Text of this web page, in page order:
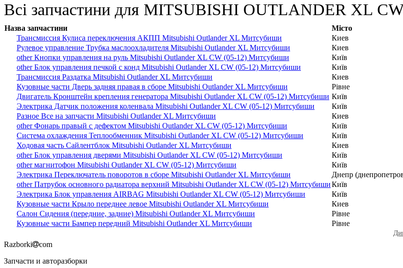
Всі запчастини для MITSUBISHI OUTLANDER XL CW
Назва запчастини Місто
Трансмиссия Кулиса переключения АКПП Mitsubishi Outlander XL Митсубиши
Киев
Рулевое управление Трубка маслоохладителя Mitsubishi Outlander XL Митсубиши
Киев
other Кнопки управления на руль Mitsubishi Outlander XL CW (05-12) Митсубиши
Київ
other Блок управления печкой с конд Mitsubishi Outlander XL CW (05-12) Митсубиши
Київ
Трансмиссия Раздатка Mitsubishi Outlander XL Митсубиши
Киев
Кузовные части Дверь задняя правая в сборе Mitsubishi Outlander XL Митсубиши
Рівне
Двигатель Кронштейн крепления генератора Mitsubishi Outlander XL CW (05-12) Митсубиши Київ
Электрика Датчик положения коленвала Mitsubishi Outlander XL CW (05-12) Митсубиши
Київ
Разное Все на запчасти Mitsubishi Outlander XL Митсубиши
Киев
other Фонарь правый с дефектом Mitsubishi Outlander XL CW (05-12) Митсубиши
Київ
Система охлаждения Теплообменник Mitsubishi Outlander XL CW (05-12) Митсубиши
Київ
Ходовая часть Сайлентблок Mitsubishi Outlander XL Митсубиши
Киев
other Блок управления дверями Mitsubishi Outlander XL CW (05-12) Митсубиши
Київ
other магнитофон Mitsubishi Outlander XL CW (05-12) Митсубиши
Київ
Электрика Переключатель поворотов в сборе Mitsubishi Outlander XL Митсубиши
Днепр
other Патрубок основного радиатора верхний Mitsubishi Outlander XL CW (05-12) МитсубишиКиїв
Электрика Блок управления AIRBAG Mitsubishi Outlander XL CW (05-12) Митсубиши
Київ
Кузовные части Крыло переднее левое Mitsubishi Outlander XL Митсубиши
Киев
Салон Сидения (передние, задние) Mitsubishi Outlander XL Митсубиши
Рівне
Кузовные части Бампер передний Mitsubishi Outlander XL Митсубиши
Рівне
Razborki
com
Запчасти и авторазборки